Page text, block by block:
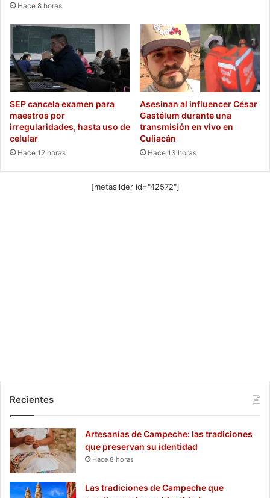
Hace 8 horas
SEP cancela examen para
maestros por
irregularidades, hasta uso de
celular
Hace 12 horas
Asesinan al influencer César
Gastélum durante una
transmisión en vivo en
Culiacán
Hace 13 horas
[metaslider id="42572"]
Recientes
Artesanías de Campeche: las tradiciones
que preservan su identidad
Hace 8 horas
Las tradiciones de Campeche que